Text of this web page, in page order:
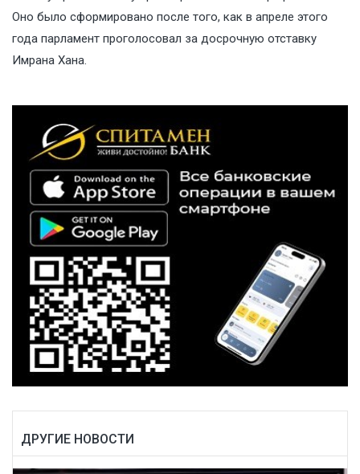
Оно было сформировано после того, как в апреле этого
года парламент проголосовал за досрочную отставку
Имрана Хана.
ДРУГИЕ НОВОСТИ